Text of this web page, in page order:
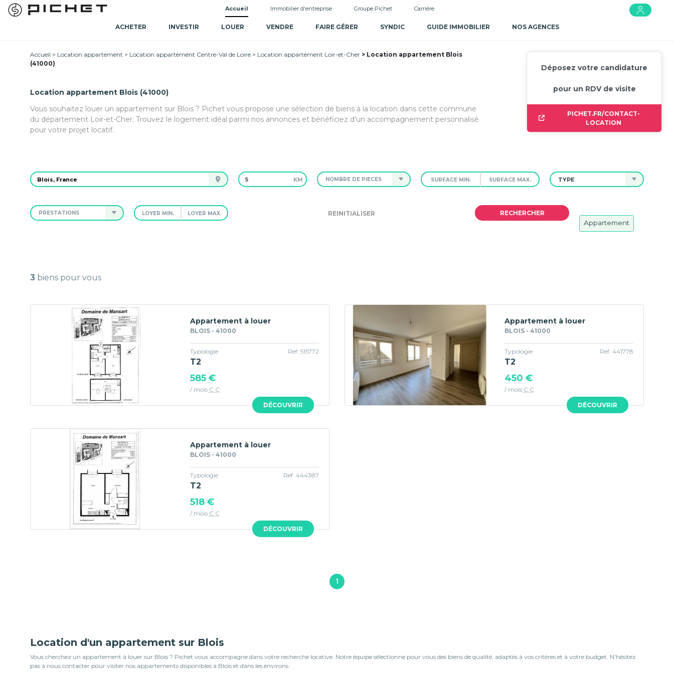
Accueil Immobilier d'entreprise Groupe Pichet Carrière
ACHETER INVESTIR LOUER VENDRE FAIRE GÉRER SYNDIC GUIDE IMMOBILIER NOS AGENCES
Accueil Location appartement Location appartement Centre-Val de Loire Location appartement Loir-et-Cher
Location appartement Blois
(41000)
Location appartement Blois (41000)
Vous souhaitez louer un appartement sur Blois ? Pichet vous propose une sélection de biens à la location dans cette commune
du département Loir-et-Cher. Trouvez le logement idéal parmi nos annonces et bénéficiez d'un accompagnement personnalisé
pour votre projet locatif.
Déposez votre candidature
pour un RDV de visite
PICHET.FR/CONTACT-
LOCATION
KM NOMBRE DE PIÈCES TYPE
PRESTATIONS
Appartement
3 biens pour vous
DÉCOUVRIR
Appartement à louer
BLOIS - 41000
Typologie
T2
Ref. 515772
585 €
/ mois C.C
DÉCOUVRIR
Appartement à louer
BLOIS - 41000
Typologie
T2
Ref. 441778
450 €
/ mois C.C
DÉCOUVRIR
Appartement à louer
BLOIS - 41000
Typologie
T2
Ref. 444387
518 €
/ mois C.C
1
Location d'un appartement sur Blois
Vous cherchez un appartement à louer sur Blois ? Pichet vous accompagne dans votre recherche locative. Notre équipe sélectionne pour vous des biens de qualité, adaptés à vos critères et à votre budget. N'hésitez
pas à nous contacter pour visiter nos appartements disponibles à Blois et dans les environs.